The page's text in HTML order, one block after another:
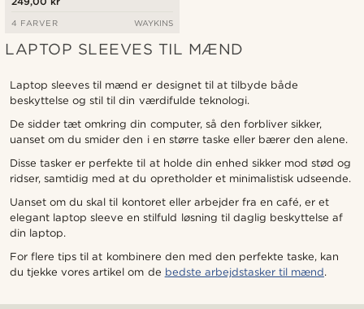
4 FARVER WAYKINS
LAPTOP SLEEVES TIL MÆND
Laptop sleeves til mænd er designet til at tilbyde både
beskyttelse og stil til din værdifulde teknologi.
De sidder tæt omkring din computer, så den forbliver sikker,
uanset om du smider den i en større taske eller bærer den alene.
Disse tasker er perfekte til at holde din enhed sikker mod stød og
ridser, samtidig med at du opretholder et minimalistisk udseende.
Uanset om du skal til kontoret eller arbejder fra en café, er et
elegant laptop sleeve en stilfuld løsning til daglig beskyttelse af
din laptop.
For flere tips til at kombinere den med den perfekte taske, kan
du tjekke vores artikel om de bedste arbejdstasker til mænd.